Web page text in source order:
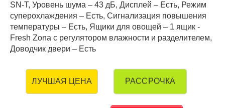
SN-T, Уровень шума – 43 дБ, Дисплей – Есть, Режим
суперохлаждения – Есть, Сигнализация повышения
температуры – Есть, Ящики для овощей – 1 ящик -
Fresh Zona с регулятором влажности и разделителем,
Доводчик двери – Есть
ЛУЧШАЯ ЦЕНА РАССРОЧКА